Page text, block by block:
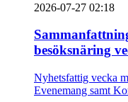
2026-07-27 02:18
besöksnäring
Nyhetsfattig vecka
Evenemang samt